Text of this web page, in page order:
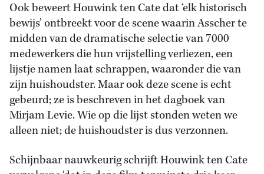
Ook beweert Houwink ten Cate dat ‘elk historisch
bewijs’ ontbreekt voor de scene waarin Asscher te
midden van de dramatische selectie van 7000
medewerkers die hun vrijstelling verliezen, een
lijstje namen laat schrappen, waaronder die van
zijn huishoudster. Maar ook deze scene is echt
gebeurd; ze is beschreven in het dagboek van
Mirjam Levie. Wie op die lijst stonden weten we
alleen niet; de huishoudster is dus verzonnen.
Schijnbaar nauwkeurig schrijft Houwink ten Cate